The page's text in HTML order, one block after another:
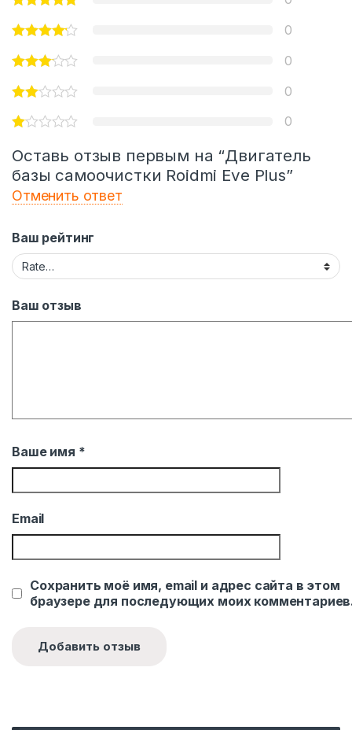
0
0
0
0
Оставь отзыв первым на “Двигатель
базы самоочистки Roidmi Eve Plus”
Отменить ответ
Ваш рейтинг
Ваш отзыв
Ваше имя *
Email
Сохранить моё имя, email и адрес сайта в этом
браузере для последующих моих